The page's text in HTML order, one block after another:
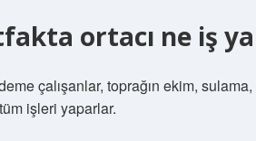
ortacı ne iş
çalışanlar, toprağın ekim,
işleri yaparlar.